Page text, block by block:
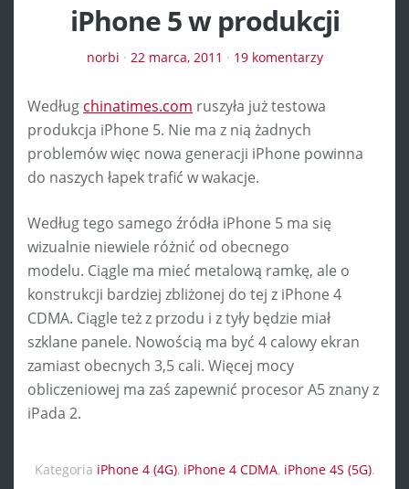
iPhone 5 w produkcji
norbi · 22 marca, 2011 · 19 komentarzy
Według chinatimes.com ruszyła już testowa
produkcja iPhone 5. Nie ma z nią żadnych
problemów więc nowa generacji iPhone powinna
do naszych łapek trafić w wakacje.
Według tego samego źródła iPhone 5 ma się
wizualnie niewiele różnić od obecnego
modelu. Ciągle ma mieć metalową ramkę, ale o
konstrukcji bardziej zbliżonej do tej z iPhone 4
CDMA. Ciągle też z przodu i z tyły będzie miał
szklane panele. Nowością ma być 4 calowy ekran
zamiast obecnych 3,5 cali. Więcej mocy
obliczeniowej ma zaś zapewnić procesor A5 znany z
iPada 2.
Kategoria iPhone 4 (4G), iPhone 4 CDMA, iPhone 4S (5G).